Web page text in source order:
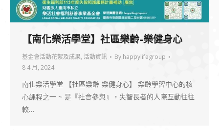
【南化樂活學堂】社區樂齡-樂健身心
基金會活動花絮及成果, 活動資訊 By happylifegroup
8 4 月, 2024
南化樂活學堂 【社區樂齡-樂健身心】 樂齡學習中心的核
心課程之一 ~ 是『社會參與』，失智長者的人際互動往往
較…